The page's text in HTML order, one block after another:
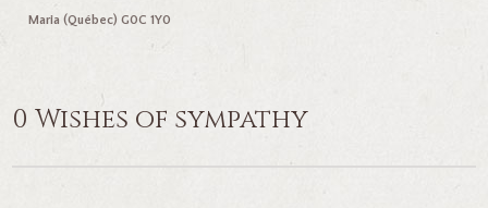
Maria (Québec) G0C 1Y0
0 Wishes of sympathy